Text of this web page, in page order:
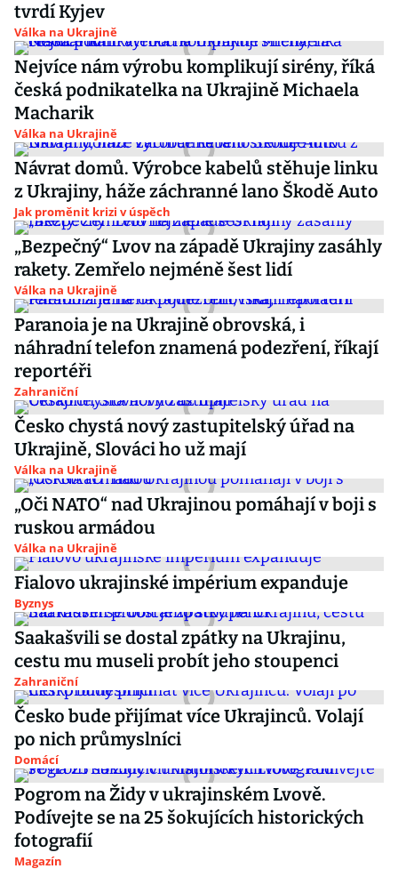
tvrdí Kyjev
Válka na Ukrajině
Nejvíce nám výrobu komplikují sirény, říká
česká podnikatelka na Ukrajině Michaela
Macharik
Válka na Ukrajině
Návrat domů. Výrobce kabelů stěhuje linku
z Ukrajiny, háže záchranné lano Škodě Auto
Jak proměnit krizi v úspěch
„Bezpečný“ Lvov na západě Ukrajiny zasáhly
rakety. Zemřelo nejméně šest lidí
Válka na Ukrajině
Paranoia je na Ukrajině obrovská, i
náhradní telefon znamená podezření, říkají
reportéři
Zahraniční
Česko chystá nový zastupitelský úřad na
Ukrajině, Slováci ho už mají
Válka na Ukrajině
„Oči NATO“ nad Ukrajinou pomáhají v boji s
ruskou armádou
Válka na Ukrajině
Fialovo ukrajinské impérium expanduje
Byznys
Saakašvili se dostal zpátky na Ukrajinu,
cestu mu museli probít jeho stoupenci
Zahraniční
Česko bude přijímat více Ukrajinců. Volají
po nich průmyslníci
Domácí
Pogrom na Židy v ukrajinském Lvově.
Podívejte se na 25 šokujících historických
fotografií
Magazín